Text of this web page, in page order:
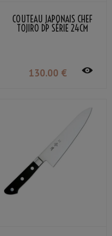
COUTEAU JAPONAIS CHEF
TOJIRO DP SÉRIE 24CM
130.00 €